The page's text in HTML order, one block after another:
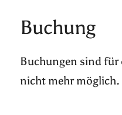
Buchung
Buchungen sind für
nicht mehr möglich.